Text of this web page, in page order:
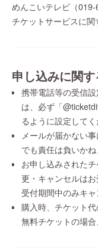
めんこいテレビ（
チケットサービスに
申し込みに関
携帯電話等の受信
は、必ず「
るように設定してく
メールが届かない
でも責任は負いかね
お申し込みされた
更・キャンセルは
受付期間中のみキャ
購入時、チケット
無料チケットの場合